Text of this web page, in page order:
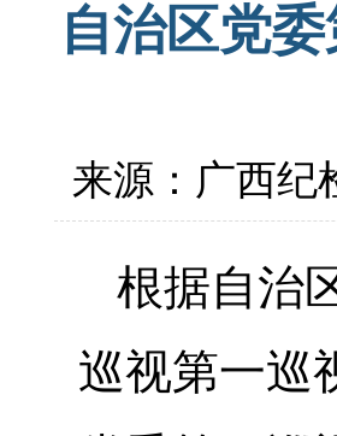
自治区党
来源：广西纪
根据自治
巡视第一巡